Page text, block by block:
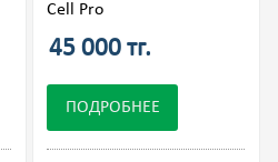
Cell Pro
45 000 тг.
ПОДРОБНЕЕ